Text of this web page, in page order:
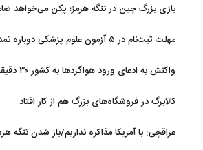
بازی بزرگ چین در تنگه هرمز؛ پکن می‌خواهد
مهلت ثبت‌نام در ۵ آزمون علوم پزشکی دوباره تمدید شد
واکنش به
کالابرگ در فروشگاه‌های بزرگ هم از کار افتاد
عراقچی: با آمریکا مذاکره نداریم/باز شدن تنگه